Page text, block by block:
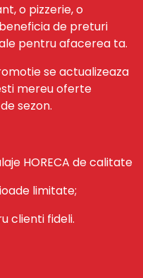
o pizzerie, o
de preturi
pentru afacerea ta.
se actualizeaza
mereu oferte
sezon.
HORECA de calitate
limitate;
clienti fideli.